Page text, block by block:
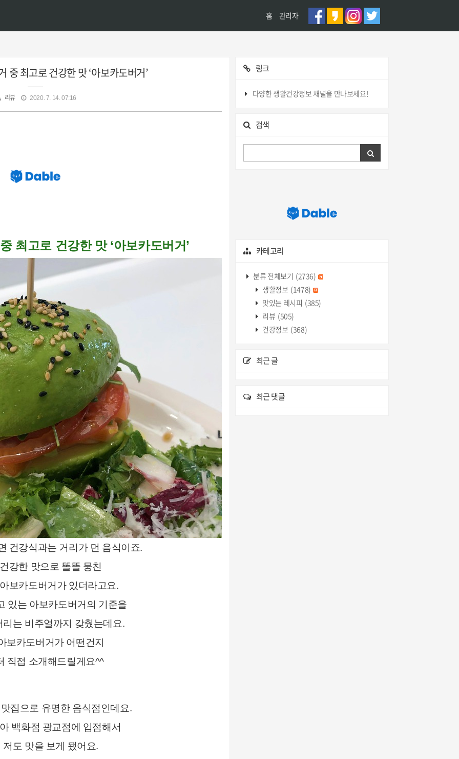
홈 관리자
중 최고로 건강한 맛 ‘아보카도버거’
리뷰 2020. 7. 14. 07:16
최고로 건강한 맛 ‘아보카도버거’
건강식과는 거리가 먼 음식이죠.
강한 맛으로 똘똘 뭉친
보카도버거가 있더라고요.
있는 아보카도버거의 기준을
는 비주얼까지 갖췄는데요.
보카도버거가 어떤건지
직접 소개해드릴게요^^
집으로 유명한 음식점인데요.
백화점 광교점에 입점해서
저도 맛을 보게 됐어요.
링크
다양한 생활건강정보 채널을 만나보세요!
검색
카테고리
분류 전체보기 (2736)
생활정보 (1478)
맛있는 레시피 (385)
리뷰 (505)
건강정보 (368)
최근 글
최근 댓글